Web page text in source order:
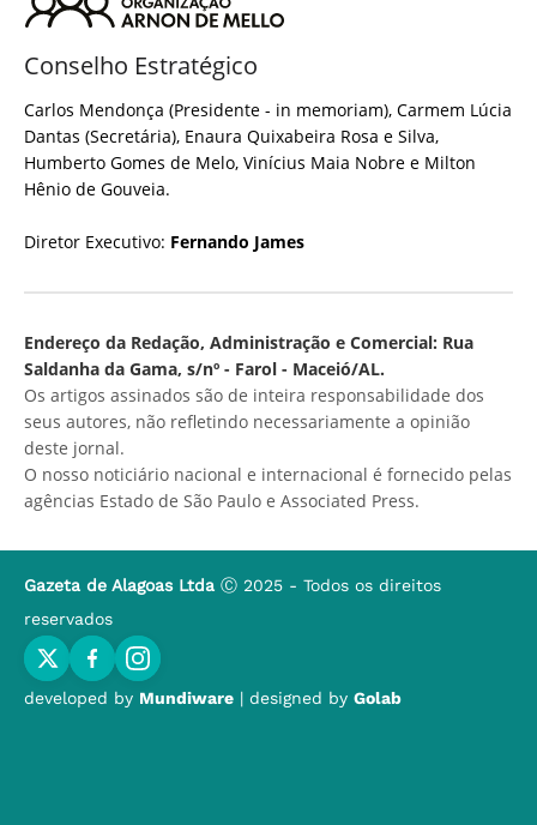
Conselho Estratégico
Carlos Mendonça (Presidente - in memoriam), Carmem Lúcia
Dantas (Secretária), Enaura Quixabeira Rosa e Silva,
Humberto Gomes de Melo, Vinícius Maia Nobre e Milton
Hênio de Gouveia.
Diretor Executivo: Fernando James
Endereço da Redação, Administração e Comercial: Rua
Saldanha da Gama, s/nº - Farol - Maceió/AL.
Os artigos assinados são de inteira responsabilidade dos
seus autores, não refletindo necessariamente a opinião
deste jornal.
O nosso noticiário nacional e internacional é fornecido pelas
agências Estado de São Paulo e Associated Press.
Gazeta de Alagoas Ltda Ⓒ 2025 - Todos os direitos
reservados
developed by Mundiware | designed by Golab